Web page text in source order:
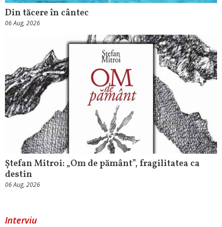
Din tăcere în cântec
06 Aug, 2026
Ștefan Mitroi: „Om de pământ”, fragilitatea ca
destin
06 Aug, 2026
Interviu